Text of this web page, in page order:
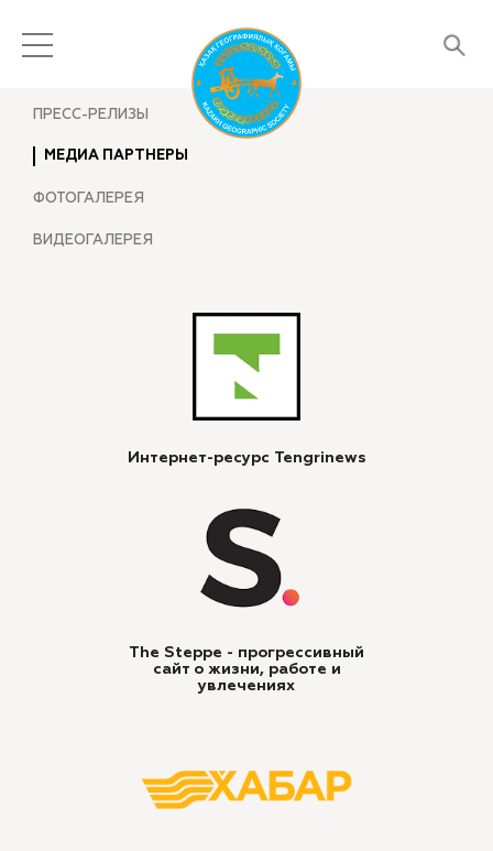
ПРЕСС-РЕЛИЗЫ
МЕДИА ПАРТНЕРЫ
ФОТОГАЛЕРЕЯ
ВИДЕОГАЛЕРЕЯ
Интернет-ресурс Tengrinews
The Steppe - прогрессивный
сайт о жизни, работе и
увлечениях